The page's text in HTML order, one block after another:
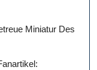
Miniatur Des